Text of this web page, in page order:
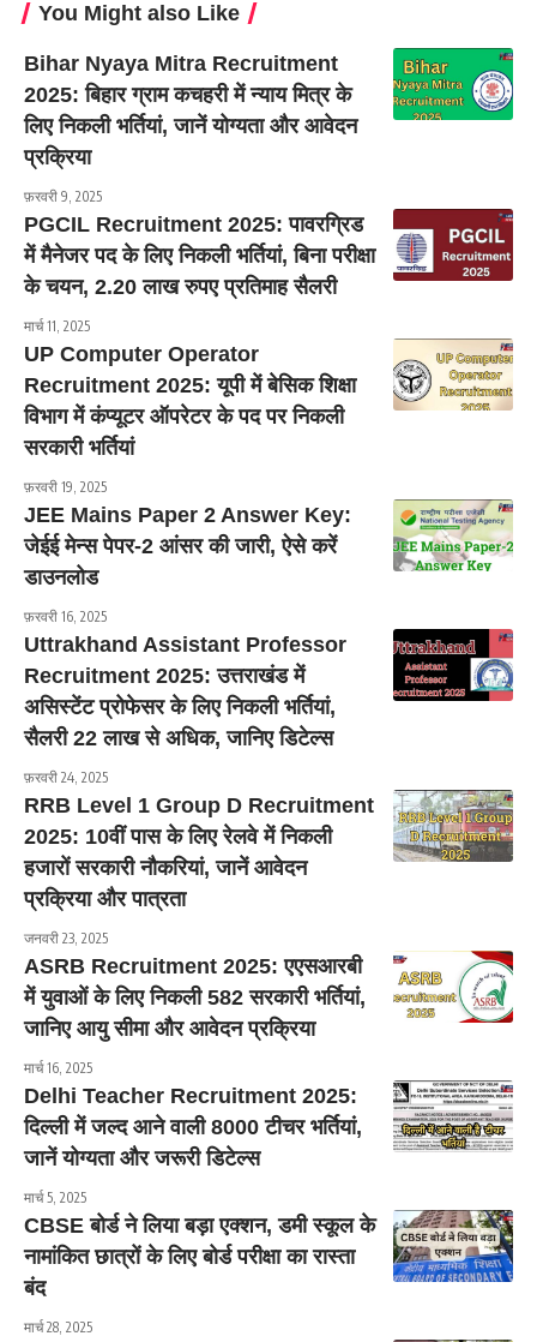
You Might also Like
Bihar Nyaya Mitra Recruitment
2025: बिहार ग्राम कचहरी में न्याय मित्र के
लिए निकली भर्तियां, जानें योग्यता और आवेदन
प्रक्रिया
फ़रवरी 9, 2025
PGCIL Recruitment 2025: पावरग्रिड
में मैनेजर पद के लिए निकली भर्तियां, बिना परीक्षा
के चयन, 2.20 लाख रुपए प्रतिमाह सैलरी
मार्च 11, 2025
UP Computer Operator
Recruitment 2025: यूपी में बेसिक शिक्षा
विभाग में कंप्यूटर ऑपरेटर के पद पर निकली
सरकारी भर्तियां
फ़रवरी 19, 2025
JEE Mains Paper 2 Answer Key:
जेईई मेन्स पेपर-2 आंसर की जारी, ऐसे करें
डाउनलोड
फ़रवरी 16, 2025
Uttrakhand Assistant Professor
Recruitment 2025: उत्तराखंड में
असिस्टेंट प्रोफेसर के लिए निकली भर्तियां,
सैलरी 22 लाख से अधिक, जानिए डिटेल्स
फ़रवरी 24, 2025
RRB Level 1 Group D Recruitment
2025: 10वीं पास के लिए रेलवे में निकली
हजारों सरकारी नौकरियां, जानें आवेदन
प्रक्रिया और पात्रता
जनवरी 23, 2025
ASRB Recruitment 2025: एएसआरबी
में युवाओं के लिए निकली 582 सरकारी भर्तियां,
जानिए आयु सीमा और आवेदन प्रक्रिया
मार्च 16, 2025
Delhi Teacher Recruitment 2025:
दिल्ली में जल्द आने वाली 8000 टीचर भर्तियां,
जानें योग्यता और जरूरी डिटेल्स
मार्च 5, 2025
CBSE बोर्ड ने लिया बड़ा एक्शन, डमी स्कूल के
नामांकित छात्रों के लिए बोर्ड परीक्षा का रास्ता
बंद
मार्च 28, 2025